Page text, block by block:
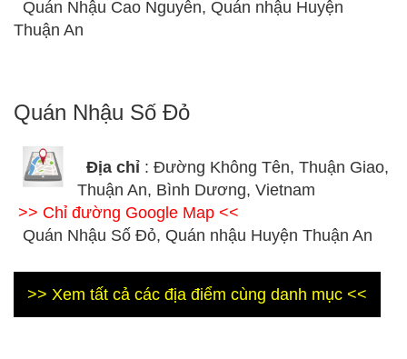
Quán Nhậu Cao Nguyên, Quán nhậu Huyện
Thuận An
Quán Nhậu Số Đỏ
Địa chỉ : Đường Không Tên, Thuận Giao,
Thuận An, Bình Dương, Vietnam
>> Chỉ đường Google Map <<
Quán Nhậu Số Đỏ, Quán nhậu Huyện Thuận An
>> Xem tất cả các địa điểm cùng danh mục <<